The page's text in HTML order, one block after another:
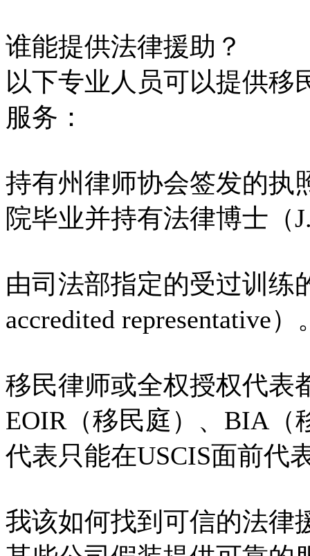
谁能提供法律援助？
以下专业人员可以提供移
服务：
持有州律师协会签发的执
院毕业并持有法律博士（
由司法部指定的受过训练
accredited representative）
移民律师或全权授权代表
EOIR（移民庭）、BIA（
代表只能在USCIS面前代
我该如何找到可信的法律